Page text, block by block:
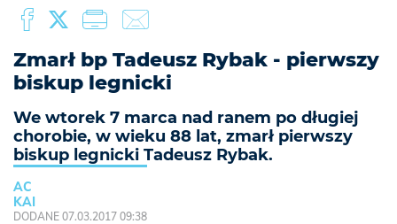
Zmarł bp Tadeusz Rybak - pierwszy
biskup legnicki
We wtorek 7 marca nad ranem po długiej
chorobie, w wieku 88 lat, zmarł pierwszy
biskup legnicki Tadeusz Rybak.
AC
KAI
DODANE 07.03.2017 09:38